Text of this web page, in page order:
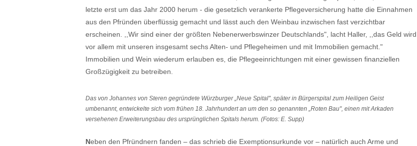
letzte erst um das Jahr 2000 herum - die gesetzlich verankerte Pflegeversicherung hatte die Einnahmen
aus den Pfründen überflüssig gemacht und lässt auch den Weinbau inzwischen fast verzichtbar
erscheinen. ,,Wir sind einer der größten Nebenerwerbswinzer Deutschlands", lacht Haller, ,,das Geld wird
vor allem mit unseren insgesamt sechs Alten- und Pflegeheimen und mit Immobilien gemacht."
Immobilien und Wein wiederum erlauben es, die Pflegeeinrichtungen mit einer gewissen finanziellen
Großzügigkeit zu betreiben.
Das von Johannes von Steren gegründete Würzburger „Neue Spital", später in Bürgerspital zum Heiligen Geist
umbenannt, entwickelte sich vom frühen 18. Jahrhundert an um den so genannten „Roten Bau", einen mit Arkaden
versehenen Erweiterungsbau des ursprünglichen Spitals herum. (Fotos: E. Supp)
Neben den Pfründnern fanden – das schrieb die Exemptionsurkunde vor – natürlich auch Arme und